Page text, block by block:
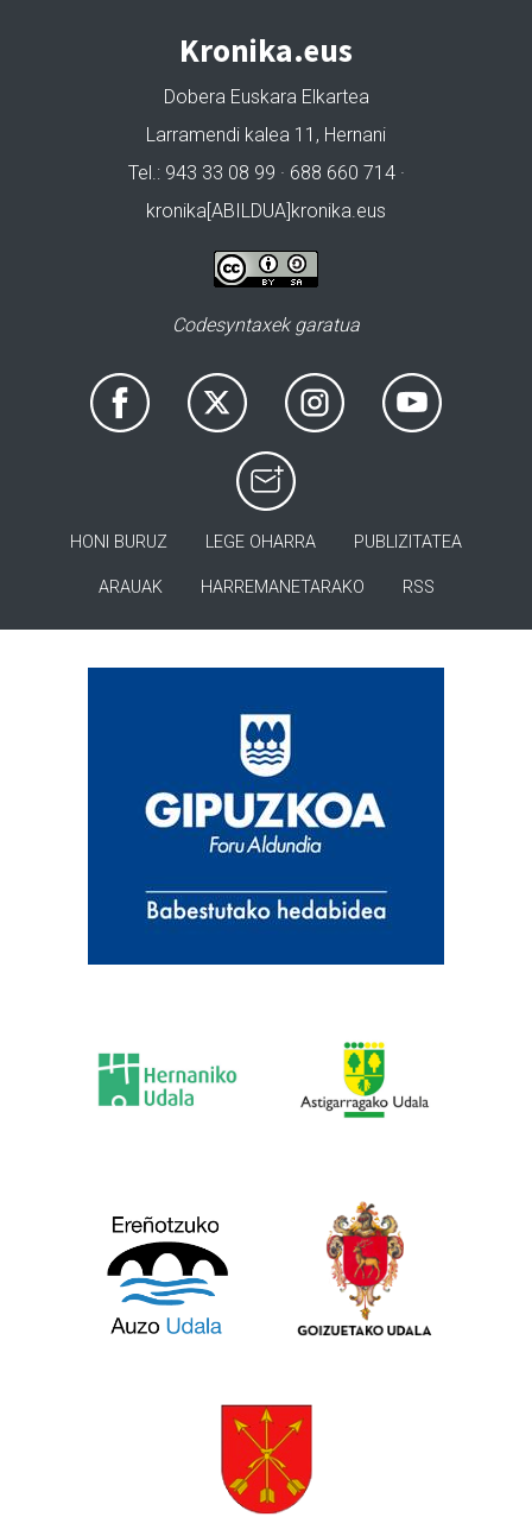
Kronika.eus
Dobera Euskara Elkartea
Larramendi kalea 11, Hernani
Tel.: 943 33 08 99 · 688 660 714 ·
kronika[ABILDUA]kronika.eus
Codesyntaxek garatua
HONI BURUZ LEGE OHARRA PUBLIZITATEA
ARAUAK HARREMANETARAKO RSS